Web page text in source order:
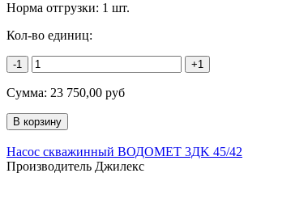
Норма отгрузки: 1 шт.
Кол-во единиц:
-1 +1
Сумма: 23 750,00 руб
Насос скважинный ВОДОМЕТ 3ДK 45/42
Производитель Джилекс